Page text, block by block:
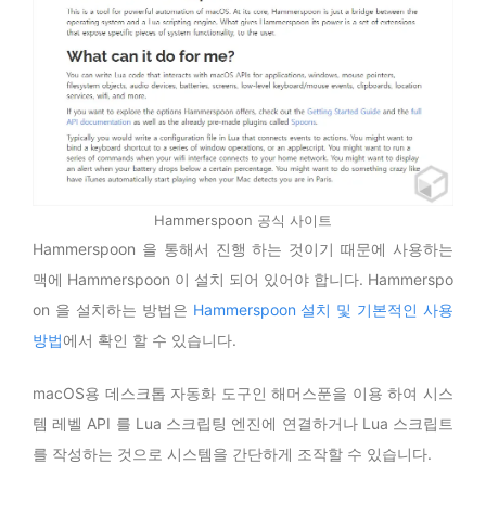
Hammerspoon 공식 사이트
Hammerspoon 을 통해서 진행 하는 것이기 때문에 사용하는
맥에 Hammerspoon 이 설치 되어 있어야 합니다. Hammerspo
on 을 설치하는 방법은 Hammerspoon 설치 및 기본적인 사용
방법에서 확인 할 수 있습니다.
macOS용 데스크톱 자동화 도구인 해머스푼을 이용 하여 시스
템 레벨 API 를 Lua 스크립팅 엔진에 연결하거나 Lua 스크립트
를 작성하는 것으로 시스템을 간단하게 조작할 수 있습니다.